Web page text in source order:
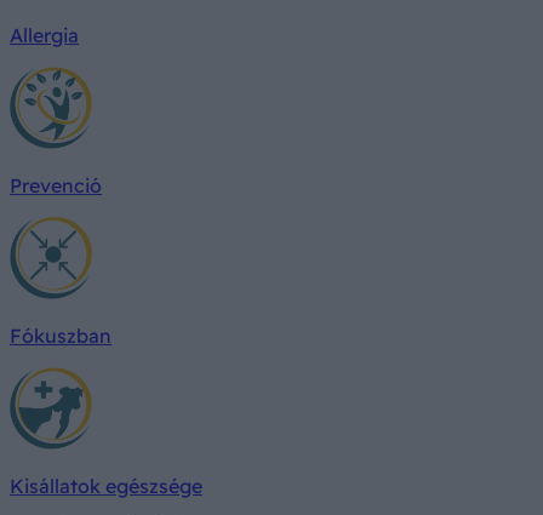
Allergia
Prevenció
Fókuszban
Kisállatok egészsége